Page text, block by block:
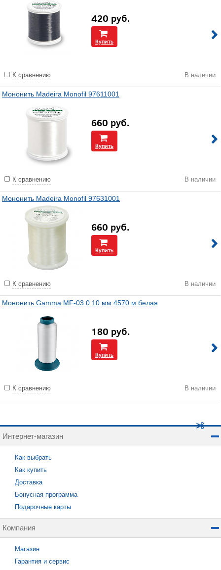
420 руб.
Купить
К сравнению В наличии
Мононить Madeira Monofil 97611001
660 руб.
Купить
К сравнению В наличии
Мононить Madeira Monofil 97631001
660 руб.
Купить
К сравнению В наличии
Мононить Gamma MF-03 0.10 мм 4570 м белая
180 руб.
Купить
К сравнению В наличии
Интернет-магазин
Как выбрать
Как купить
Доставка
Бонусная программа
Подарочные карты
Компания
Магазин
Гарантия и сервис